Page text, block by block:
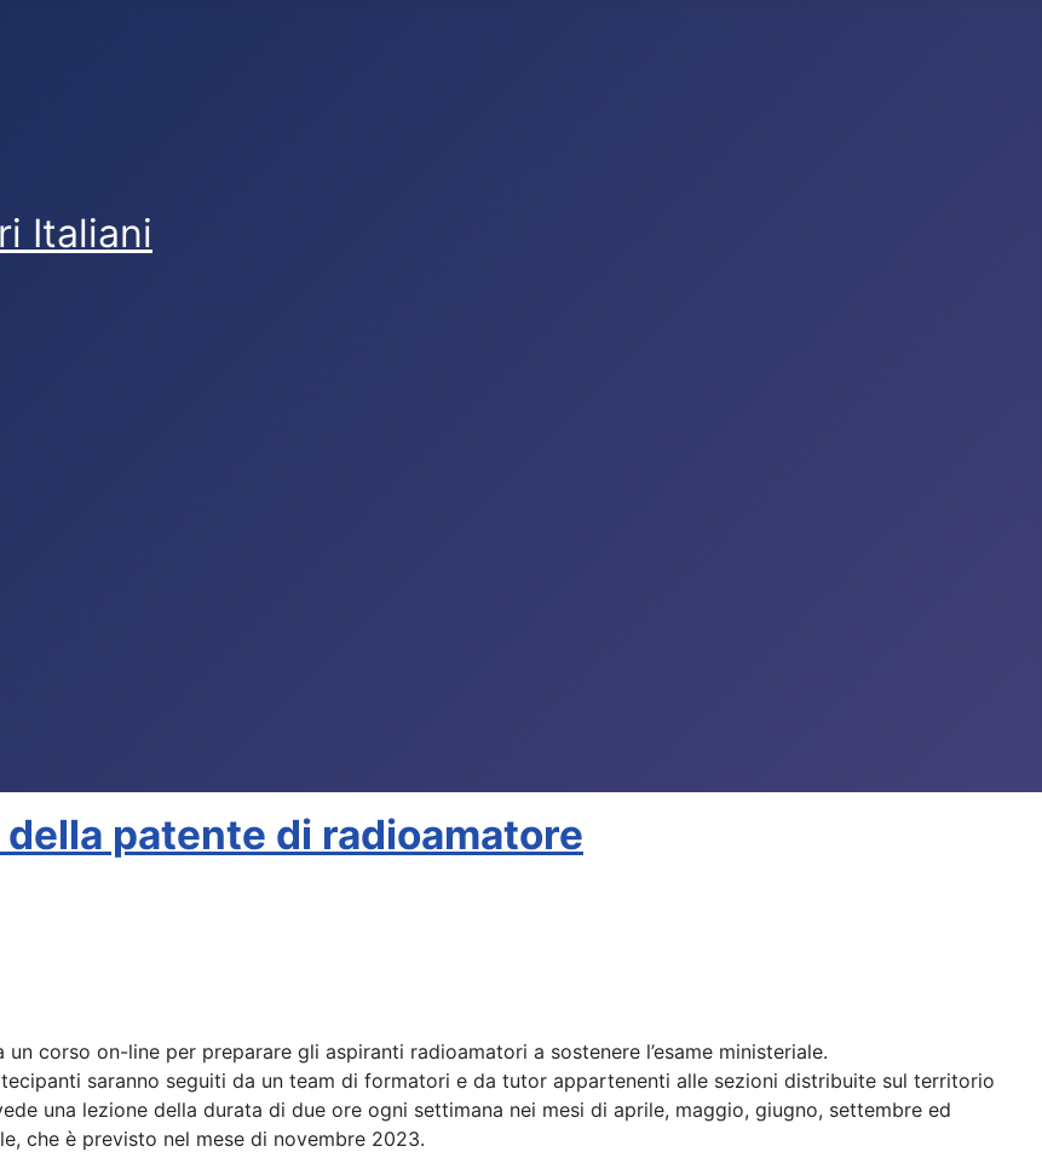
Italiani
patente di radioamatore
corso on-line per preparare gli aspiranti radioamatori a sostenere l’esame ministeriale.
saranno seguiti da un team di formatori e da tutor appartenenti alle sezioni distribuite sul territorio
una lezione della durata di due ore ogni settimana nei mesi di aprile, maggio, giugno, settembre ed
che è previsto nel mese di novembre 2023.